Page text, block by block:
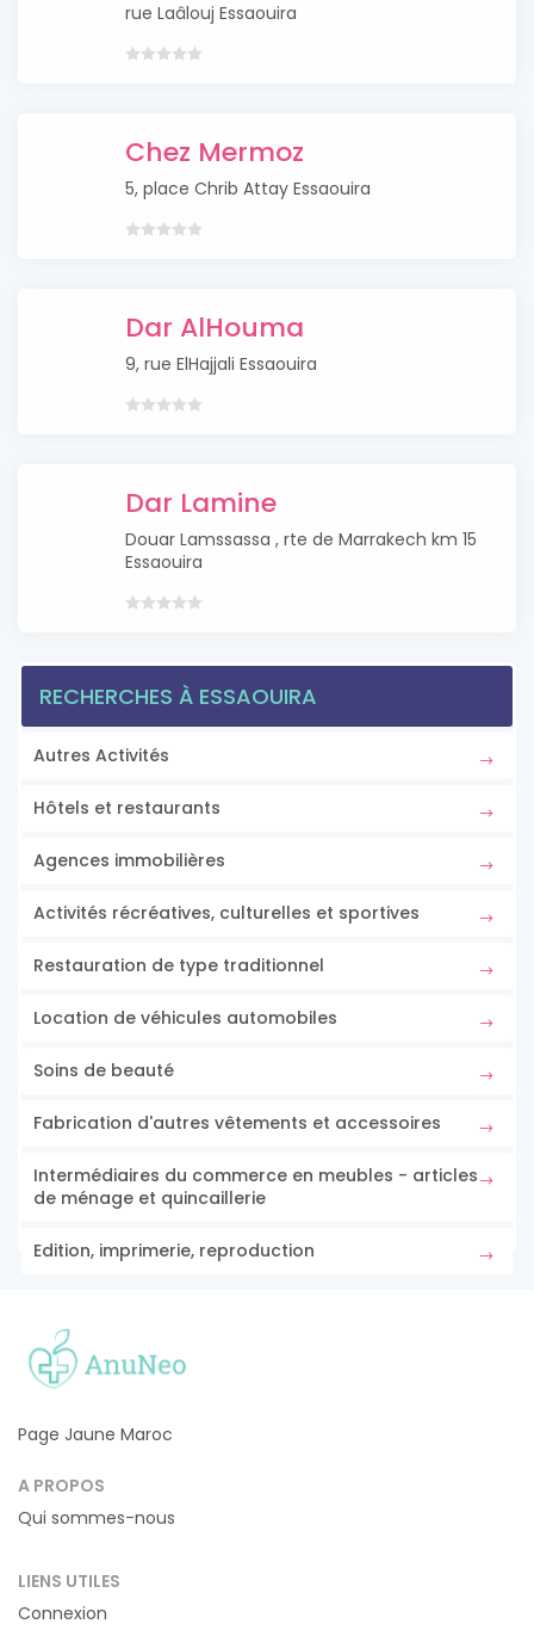
rue Laâlouj Essaouira
Chez Mermoz
5, place Chrib Attay Essaouira
Dar AlHouma
9, rue ElHajjali Essaouira
Dar Lamine
Douar Lamssassa , rte de Marrakech km 15
Essaouira
RECHERCHES À ESSAOUIRA
Autres Activités
Hôtels et restaurants
Agences immobilières
Activités récréatives, culturelles et sportives
Restauration de type traditionnel
Location de véhicules automobiles
Soins de beauté
Fabrication d'autres vêtements et accessoires
Intermédiaires du commerce en meubles - articles
de ménage et quincaillerie
Edition, imprimerie, reproduction
Page Jaune Maroc
A PROPOS
Qui sommes-nous
LIENS UTILES
Connexion